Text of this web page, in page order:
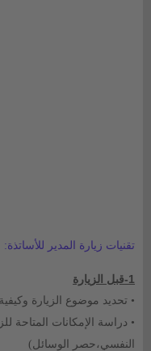
تقنيات زيارة المدير للأساتذة:
1- قبل الزيارة
• تحديد موضوع الزيارة
• دراسة الإمكانات المتاحة
النفسي،حصر الوسائل)